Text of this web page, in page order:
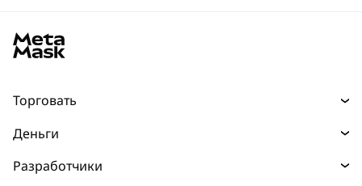
Торговать
Прогнозы
Деньги
Разработчики